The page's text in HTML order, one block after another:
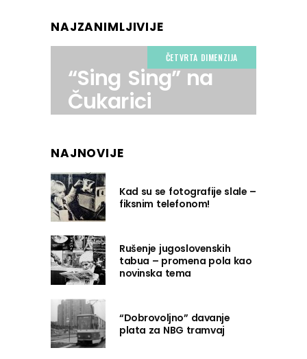
NAJZANIMLJIVIJE
ČETVRTA DIMENZIJA
“Sing Sing” na
Čukarici
NAJNOVIJE
Kad su se fotografije slale –
fiksnim telefonom!
Rušenje jugoslovenskih
tabua – promena pola kao
novinska tema
“Dobrovoljno” davanje
plata za NBG tramvaj